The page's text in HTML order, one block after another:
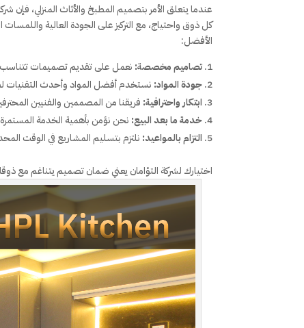
عندما يتعلق الأمر بتصميم المطبخ والأثاث المنزلي، فإن
كل ذوق واحتياج، مع التركيز على الجودة العالية
الأفضل:
تصاميم مخصصة: نعمل على تقديم تصميمات تتناسب
جودة المواد: نستخدم أفضل المواد وأحدث التقنيات
ابتكار واحترافية: فريقنا من المصممين والفنيين
خدمة ما بعد البيع: نحن نؤمن بأهمية الخدمة
التزام بالمواعيد: نلتزم بتسليم المشاريع في الوقت
اختيارك لشركة التؤامان يعني ضمان تصميم يتناغم مع